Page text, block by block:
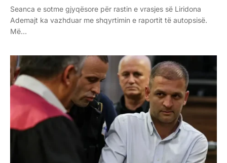
Seanca e sotme gjyqësore për rastin e vrasjes së Liridona
Ademajt ka vazhduar me shqyrtimin e raportit të autopsisë.
Më…